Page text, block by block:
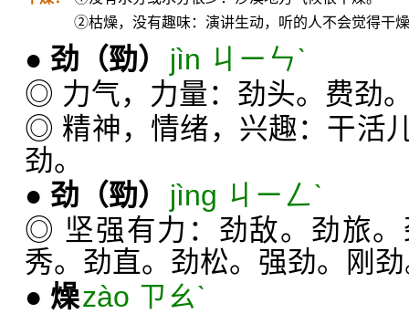
②枯燥，没有趣味：演讲生动，听的人不会觉得干
● 劲 （勁）
jìn ㄐㄧㄣˋ
◎ 力气，力量：劲头。费劲
◎ 精神，情绪，兴趣：干活
劲。
● 劲 （勁）
jìng ㄐㄧㄥˋ
◎ 坚强有力：劲敌。劲旅
秀。劲直。劲松。强劲。刚
● 燥zào ㄗㄠˋ